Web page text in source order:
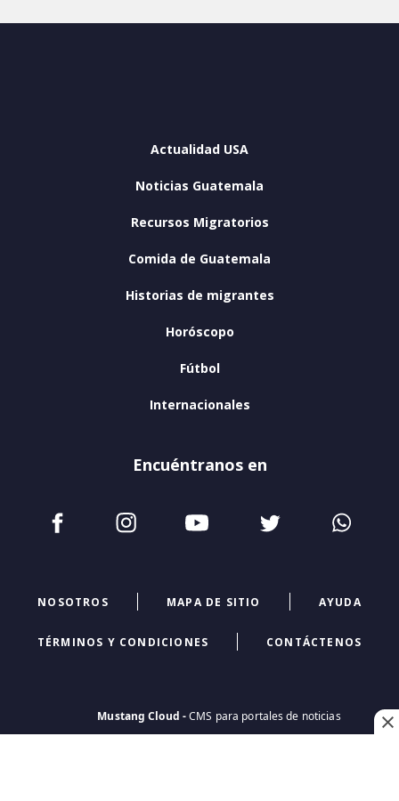
Actualidad USA
Noticias Guatemala
Recursos Migratorios
Comida de Guatemala
Historias de migrantes
Horóscopo
Fútbol
Internacionales
Encuéntranos en
NOSOTROS MAPA DE SITIO AYUDA
TÉRMINOS Y CONDICIONES CONTÁCTENOS
Mustang Cloud -CMS para portales de noticias